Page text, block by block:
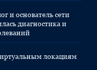
и основатель сети
диагностика и
локациям